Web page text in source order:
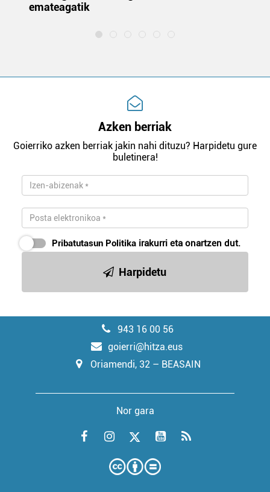
emateagatik
Azken berriak
Goierriko azken berriak jakin nahi dituzu? Harpidetu gure
buletinera!
Pribatutasun Politika irakurri eta onartzen dut.
Harpidetu
943 16 00 56
goierri@hitza.eus
Oriamendi, 32 – BEASAIN
Nor gara